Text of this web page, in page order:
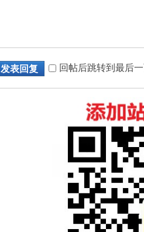
发表回复 回帖后跳转到最后